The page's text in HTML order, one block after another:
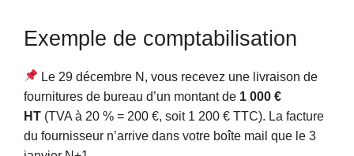
Exemple de comptabilisation
Le 29 décembre N, vous recevez une livraison de
fournitures de bureau d’un montant de 1 000 €
HT (TVA à 20 % = 200 €, soit 1 200 € TTC). La facture
du fournisseur n’arrive dans votre boîte mail que le 3